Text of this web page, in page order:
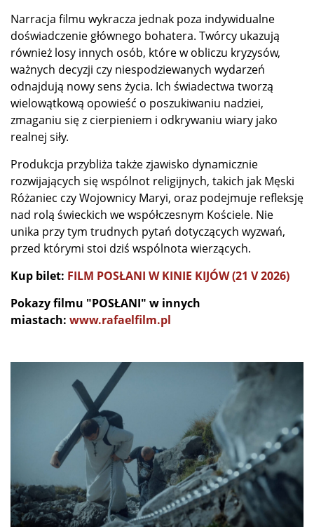
Narracja filmu wykracza jednak poza indywidualne
doświadczenie głównego bohatera. Twórcy ukazują
również losy innych osób, które w obliczu kryzysów,
ważnych decyzji czy niespodziewanych wydarzeń
odnajdują nowy sens życia. Ich świadectwa tworzą
wielowątkową opowieść o poszukiwaniu nadziei,
zmaganiu się z cierpieniem i odkrywaniu wiary jako
realnej siły.
Produkcja przybliża także zjawisko dynamicznie
rozwijających się wspólnot religijnych, takich jak Męski
Różaniec czy Wojownicy Maryi, oraz podejmuje refleksję
nad rolą świeckich we współczesnym Kościele. Nie
unika przy tym trudnych pytań dotyczących wyzwań,
przed którymi stoi dziś wspólnota wierzących.
Kup bilet: FILM POSŁANI W KINIE KIJÓW (21 V 2026)
Pokazy filmu "POSŁANI" w innych
miastach: www.rafaelfilm.pl